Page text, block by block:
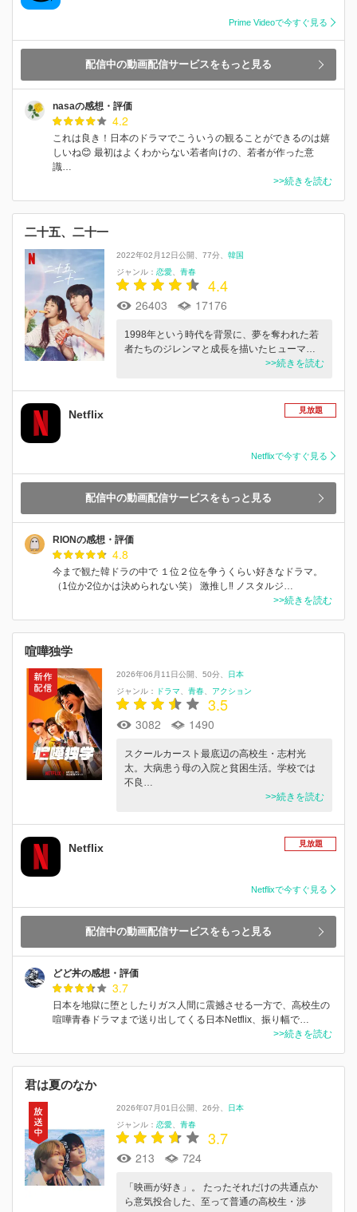
Prime Videoで今すぐ見る
配信中の動画配信サービスをもっと見る
nasaの感想・評価
4.2
これは良き！日本のドラマでこういうの観ることができるのは嬉
しいね😊 最初はよくわからない若者向けの、若者が作った意
識…
>>続きを読む
二十五、二十一
2022年02月12日公開 77分
韓国
ジャンル： 恋愛 青春
4.4
26403 17176
1998年という時代を背景に、夢を奪われた若
者たちのジレンマと成長を描いたヒューマ…
>>続きを読む
Netflix 見放題
Netflixで今すぐ見る
配信中の動画配信サービスをもっと見る
RIONの感想・評価
4.8
今まで観た韓ドラの中で １位２位を争うくらい好きなドラマ。
（1位か2位かは決められない笑） 激推し‼️ ノスタルジ…
>>続きを読む
喧嘩独学
2026年06月11日公開 50分
日本
ジャンル：
ドラマ 青春 アクション
3.5
3082 1490
スクールカースト最底辺の高校生・志村光
太。大病患う母の入院と貧困生活。学校では
不良…
>>続きを読む
Netflix 見放題
Netflixで今すぐ見る
配信中の動画配信サービスをもっと見る
どど丼の感想・評価
3.7
日本を地獄に堕としたりガス人間に震撼させる一方で、高校生の
喧嘩青春ドラマまで送り出してくる日本Netflix、振り幅で…
>>続きを読む
君は夏のなか
2026年07月01日公開 26分
日本
ジャンル： 恋愛 青春
3.7
213 724
「映画が好き」。 たったそれだけの共通点か
ら意気投合した、⾄って普通の⾼校⽣・渉